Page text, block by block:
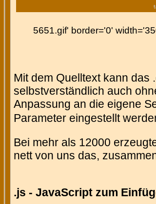
5651.gif' border='0'
Mit dem Quelltext kann das
selbstverständlich auch
Anpassung an die eigene
Parameter eingestellt
Bei mehr als 12000
nett von uns das,
.js - JavaScript zum